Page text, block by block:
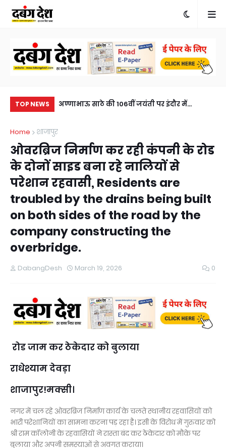
TOP NEWS
एक आरोपी
horse
अण्णाभाऊ साठे की 106वीं जयंती पर इंदौर में
106th birth anniversary of Annabhau Sathe,
a grand procession created history.
Home शाजापुर
ओवरब्रिज निर्माण कर रही कंपनी के रोड
के दोनों साइड बना रहे नालियों से
परेशान रहवासी, Residents are
troubled by the drains being built
on both sides of the road by the
company constructing the
overbridge.
DabangDesh March 19, 2026 0
रोड जाम कर ठेकेदार को बुलाया
राधेश्याम देवड़ा
शाजापुर!मक्सी।
नगर में चल रहे ओवरब्रिज निर्माण कार्य के चलते स्थानीय रहवासियों को
भारी परेशानियों का सामना करना पड़ रहा है। इसी के विरोध में गुरुवार को
श्री राम कॉलोनी के रहवासियों ने रास्ता बंद कर ठेकेदार को मौके पर
बुलाया और अपनी समस्याओं से अवगत कराया।